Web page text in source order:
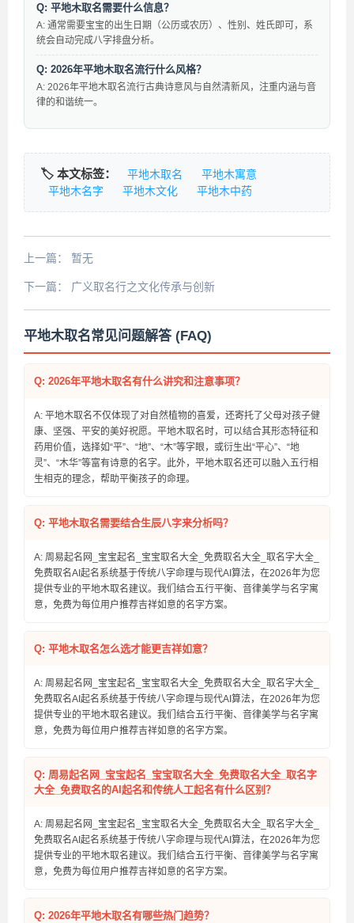
Q: 平地木取名需要什么信息？
A: 通常需要宝宝的出生日期（公历或农历）、性别、姓氏即可，系
统会自动完成八字排盘分析。
Q: 2026年平地木取名流行什么风格？
A: 2026年平地木取名流行古典诗意风与自然清新风，注重内涵与音
律的和谐统一。
🏷️ 本文标签： 平地木取名
平地木寓意
平地木名字
平地木文化 平地木中药
上一篇： 暂无
下一篇： 广义取名行之文化传承与创新
平地木取名常见问题解答 (FAQ)
Q: 2026年平地木取名有什么讲究和注意事项？
A: 平地木取名不仅体现了对自然植物的喜爱，还寄托了父母对孩子健
康、坚强、平安的美好祝愿。平地木取名时，可以结合其形态特征和
药用价值，选择如“平”、“地”、“木”等字眼，或衍生出“平心”、“地
灵”、“木华”等富有诗意的名字。此外，平地木取名还可以融入五行相
生相克的理念，帮助平衡孩子的命理。
Q: 平地木取名需要结合生辰八字来分析吗？
A: 周易起名网_宝宝起名_宝宝取名大全_免费取名大全_取名字大全_
免费取名AI起名系统基于传统八字命理与现代AI算法，在2026年为您
提供专业的平地木取名建议。我们结合五行平衡、音律美学与名字寓
意，免费为每位用户推荐吉祥如意的名字方案。
Q: 平地木取名怎么选才能更吉祥如意？
A: 周易起名网_宝宝起名_宝宝取名大全_免费取名大全_取名字大全_
免费取名AI起名系统基于传统八字命理与现代AI算法，在2026年为您
提供专业的平地木取名建议。我们结合五行平衡、音律美学与名字寓
意，免费为每位用户推荐吉祥如意的名字方案。
Q: 周易起名网_宝宝起名_宝宝取名大全_免费取名大全_取名字
大全_免费取名的AI起名和传统人工起名有什么区别？
A: 周易起名网_宝宝起名_宝宝取名大全_免费取名大全_取名字大全_
免费取名AI起名系统基于传统八字命理与现代AI算法，在2026年为您
提供专业的平地木取名建议。我们结合五行平衡、音律美学与名字寓
意，免费为每位用户推荐吉祥如意的名字方案。
Q: 2026年平地木取名有哪些热门趋势？